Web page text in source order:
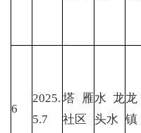
6
2025.
5.7
塔雁
社区
水龙
头水 镇